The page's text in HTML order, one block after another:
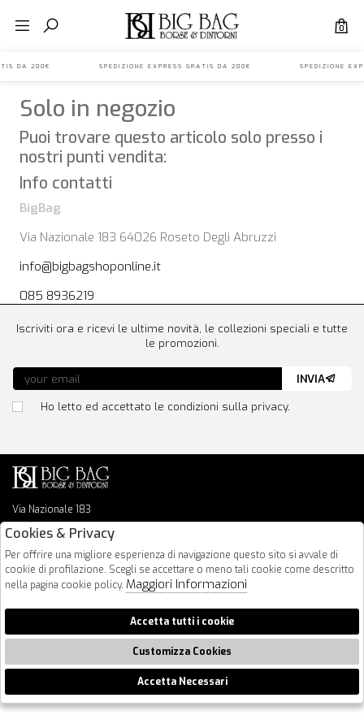
0
GRATIS DA 200€ SPEDIZIONE EXPRESS GRATIS DA 200€
Solo in negozio
Puoi trovare questo articolo solo presso i
nostri punti vendita:
Info contatti
BigBag
Via Nazionale 183 64026 Roseto Degli Abruzzi
info@bigbagshoponline.it
085 8936219
Via Nazionale 183
64026 Roseto Degli Abruzzi
info@bigbagshoponline.it
follow us
Iscriviti ora e ricevi le ultime novità, le collezioni speciali e tutte
le promozioni.
Ho letto ed accettato le condizioni sulla privacy.
INVIA
2026 BigBag - P.iva : 00916940679 Powered by
🍪
Cookies & Privacy
Per offrire una migliore esperienza di navigazione questo sito si avvale di
cookie di profilazione. Scegli se accettare o meno tali cookie come descritto
nella pagina cookie policy. Maggiori Informazioni
Accetta tutti i cookie
Customizza Cookies
Accetta Necessari